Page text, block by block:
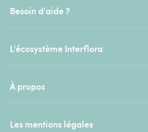
Besoin d'aide ?
L'écosystème Interflora
À propos
Les mentions légales